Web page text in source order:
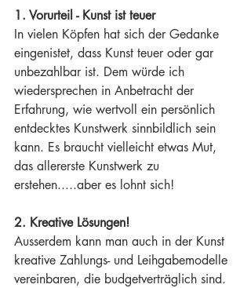
1. Vorurteil - Kunst ist teuer
In vielen Köpfen hat sich der Gedanke
eingenistet, dass Kunst teuer oder gar
unbezahlbar ist. Dem würde ich
wiedersprechen in Anbetracht der
Erfahrung, wie wertvoll ein persönlich
entdecktes Kunstwerk sinnbildlich sein
kann. Es braucht vielleicht etwas Mut,
das allererste Kunstwerk zu
erstehen.....aber es lohnt sich!
2. Kreative Lösungen!
Ausserdem kann man auch in der Kunst
kreative Zahlungs- und Leihgabemodelle
vereinbaren, die budgetverträglich sind.